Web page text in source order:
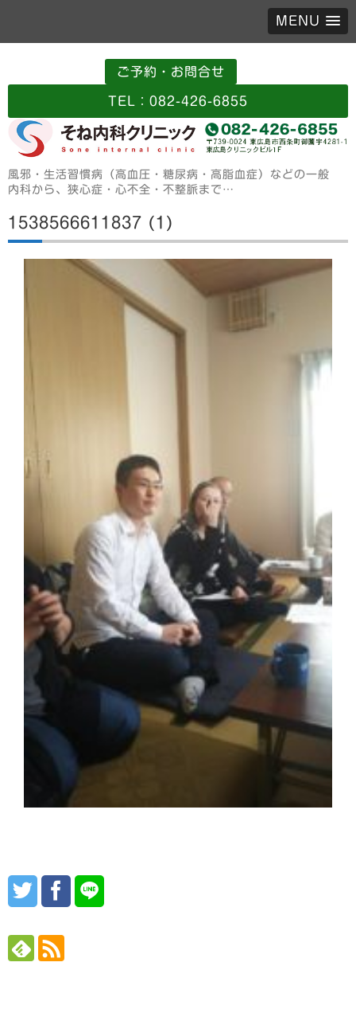
MENU
ご予約・お問合せ
TEL：082-426-6855
風邪・生活習慣病（高血圧・糖尿病・高脂血症）などの一般
内科から、狭心症・心不全・不整脈まで…
1538566611837 (1)